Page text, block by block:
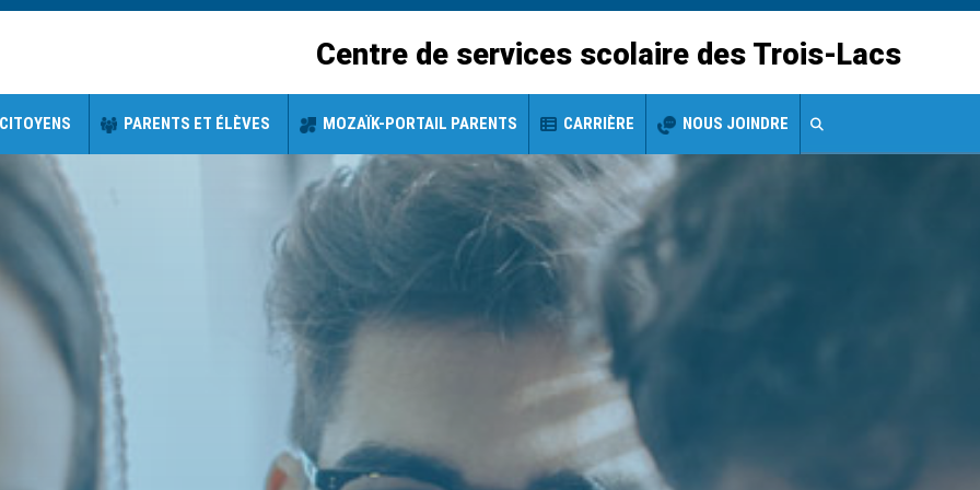
Centre de services scolaire des Trois-Lacs
CITOYENS PARENTS ET ÉLÈVES MOZAÏK-PORTAIL PARENTS CARRIÈRE NOUS JOINDRE